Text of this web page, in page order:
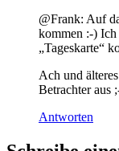
@Frank: Auf
kommen :-)
„Tageskarte“
Ach und
Betrachter aus
Antworten